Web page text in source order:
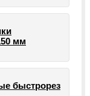
мм
быстрорез